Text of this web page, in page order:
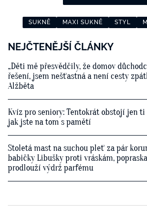
SUKNĚ MAXI SUKNĚ STYL
NEJČTENĚJŠÍ ČLÁNKY
„Děti mě přesvědčily, že domov
řešení, jsem nešťastná a není cesty
Alžběta
Kvíz pro seniory: Tentokrát obstojí jen
jak jste na tom s pamětí
Stoletá mast na suchou pleť za pár
babičky Libušky proti vráskám,
prodlouží výdrž parfému